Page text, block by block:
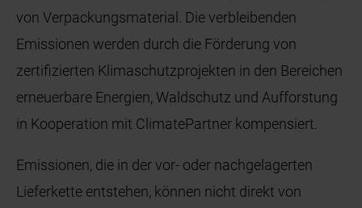
von Verpackungsmaterial. Die verbleibenden
Emissionen werden durch die Förderung von
zertifizierten Klimaschutzprojekten in den Bereichen
erneuerbare Energien, Waldschutz und Aufforstung
in Kooperation mit ClimatePartner kompensiert.
Emissionen, die in der vor- oder nachgelagerten
Lieferkette entstehen, können nicht direkt von